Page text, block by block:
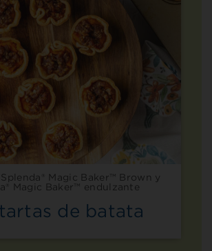
Magic Baker™ Brown y
Magic Baker™ endulzante
de batata